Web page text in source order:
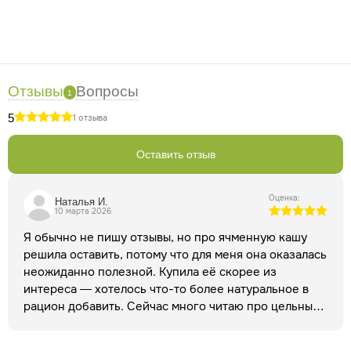
доставляем курьером по Москве и Московской области.
5Post.
Отзывы 1 Вопросы
Наталья И.
10 марта 2026
Оценка:
Я обычно не пишу отзывы, но про ячменную кашу
решила оставить, потому что для меня она оказалась
неожиданно полезной. Купила её скорее из
интереса — хотелось что-то более натуральное в
рацион добавить. Сейчас много читаю про цельные
5 1 отзыва
Оставить отзыв